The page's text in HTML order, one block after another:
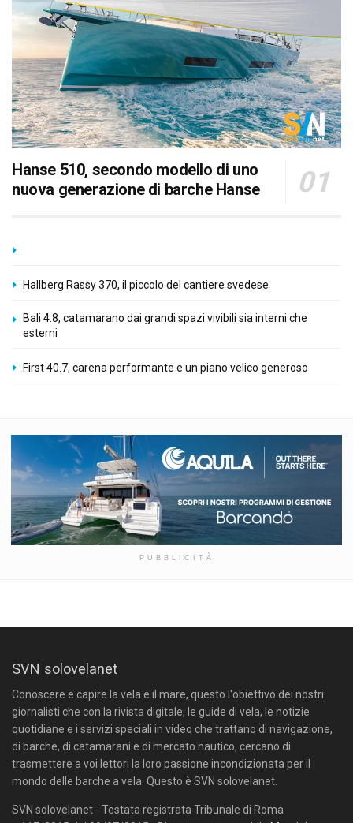
Hanse 510, secondo modello di uno
nuova generazione di barche Hanse
Hallberg Rassy 370, il piccolo del cantiere svedese
Bali 4.8, catamarano dai grandi spazi vivibili sia interni che
esterni
First 40.7, carena performante e un piano velico generoso
PUBBLICITÀ
SVN solovelanet
Conoscere e capire la vela e il mare, questo l'obiettivo dei nostri
giornalisti che con la rivista digitale, le guide di vela, le notizie
quotidiane e i servizi speciali in video che trattano di navigazione,
di barche, di catamarani e di mercato nautico, cercano di
trasmettere a voi lettori la loro passione incondizionata per il
mondo delle barche a vela. Questo è SVN solovelanet.
SVN solovelanet - Testata registrata Tribunale di Roma